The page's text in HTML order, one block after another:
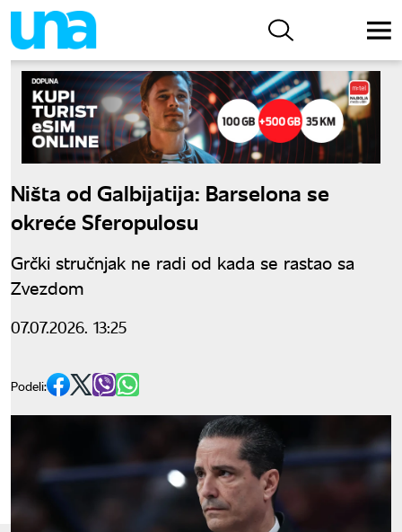
Ništa od Galbijatija: Barselona se
okreće Sferopulosu
Grčki stručnjak ne radi od kada se rastao sa
Zvezdom
07.07.2026. 13:25
Podeli: